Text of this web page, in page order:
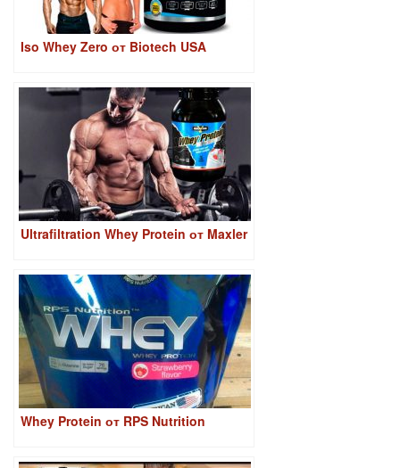
Iso Whey Zero от Biotech USA
Ultrafiltration Whey Protein от Maxler
Whey Protein от RPS Nutrition